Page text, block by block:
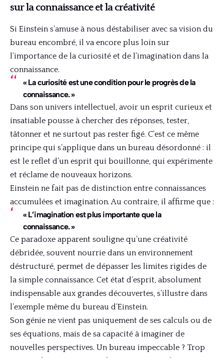
sur la connaissance et la créativité
Si Einstein s’amuse à nous déstabiliser avec sa vision du
bureau encombré, il va encore plus loin sur
l’importance de la curiosité et de l’imagination dans la
connaissance.
« La curiosité est une condition pour le progrès de la
connaissance. »
Dans son univers intellectuel, avoir un esprit curieux et
insatiable pousse à chercher des réponses, tester,
tâtonner et ne surtout pas rester figé. C’est ce même
principe qui s’applique dans un bureau désordonné : il
est le reflet d’un esprit qui bouillonne, qui expérimente
et réclame de nouveaux horizons.
Einstein ne fait pas de distinction entre connaissances
accumulées et imagination. Au contraire, il affirme que :
« L’imagination est plus importante que la
connaissance. »
Ce paradoxe apparent souligne qu’une créativité
débridée, souvent nourrie dans un environnement
déstructuré, permet de dépasser les limites rigides de
la simple connaissance. Cet état d’esprit, absolument
indispensable aux grandes découvertes, s’illustre dans
l’exemple même du bureau d’Einstein.
Son génie ne vient pas uniquement de ses calculs ou de
ses équations, mais de sa capacité à imaginer de
nouvelles perspectives. Un bureau impeccable ? Trop